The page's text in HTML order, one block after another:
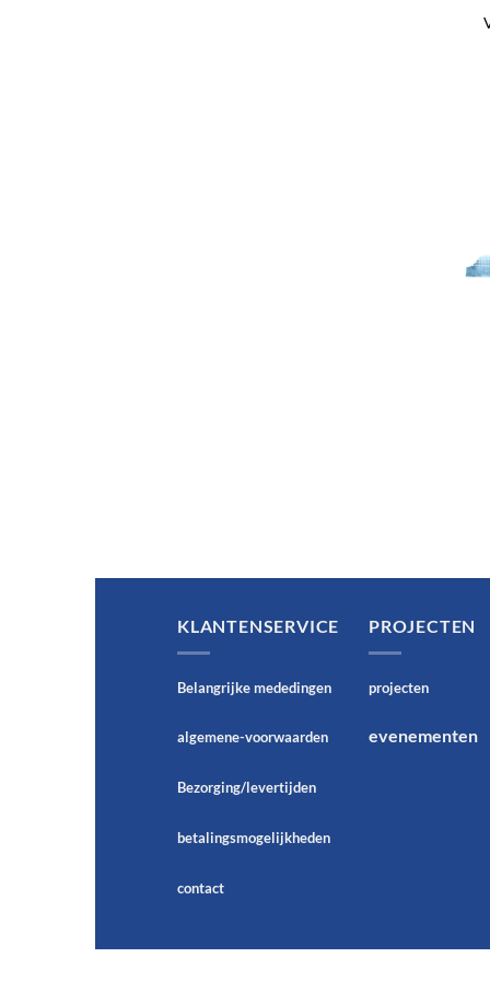
KLANTENSERVICE
Belangrijke mededingen
algemene-voorwaarden
Bezorging/levertijden
betalingsmogelijkheden
contact
PROJECTEN
projecten
evenementen